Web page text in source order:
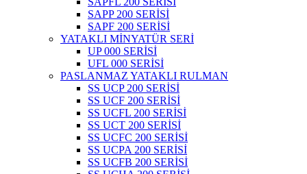
SAPP 200 SERİSİ
SAPF 200 SERİSİ
YATAKLI MİNYATÜR SERİ
UP 000 SERİSİ
UFL 000 SERİSİ
PASLANMAZ YATAKLI RULMAN
SS UCP 200 SERİSİ
SS UCF 200 SERİSİ
SS UCFL 200 SERİSİ
SS UCT 200 SERİSİ
SS UCFC 200 SERİSİ
SS UCPA 200 SERİSİ
SS UCFB 200 SERİSİ